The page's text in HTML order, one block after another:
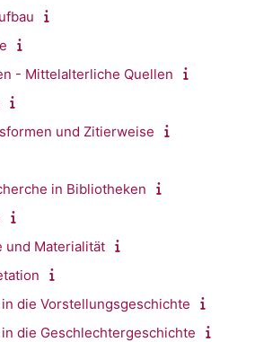
- Mittelalterliche Quellen
und Zitierweise
in Bibliotheken
und Materialität
die Vorstellungsgeschichte
die Geschlechtergeschichte